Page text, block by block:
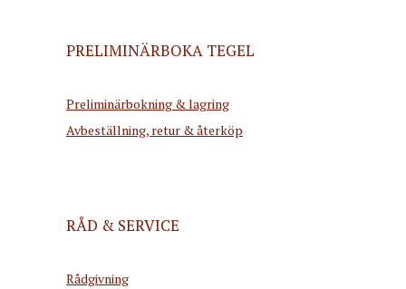
PRELIMINÄRBOKA TEGEL
Preliminärbokning & lagring
Avbeställning, retur & återköp
RÅD & SERVICE
Rådgivning